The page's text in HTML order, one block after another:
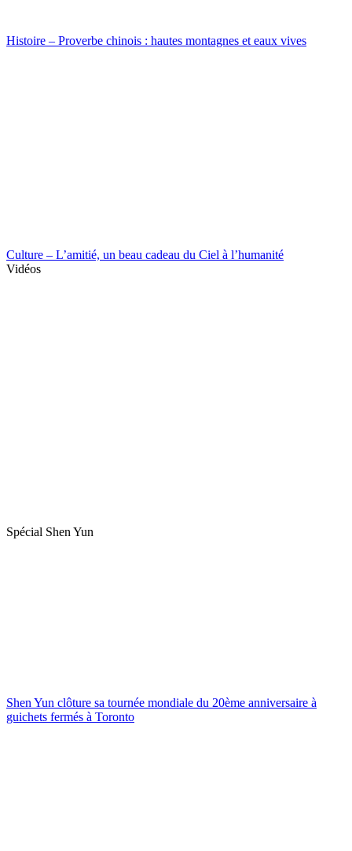
Histoire – Proverbe chinois : hautes montagnes et eaux vives
Culture – L’amitié, un beau cadeau du Ciel à l’humanité
Vidéos
Spécial Shen Yun
Shen Yun clôture sa tournée mondiale du 20ème anniversaire à
guichets fermés à Toronto